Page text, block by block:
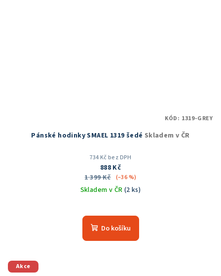
Pánské hodinky SMAEL 1319 šedé Skladem v ČR
734 Kč bez DPH
888 Kč
1 399 Kč
(–36 %)
Skladem v ČR (2 ks)
hodnocení
produktu
Do košíku
KÓD: 1319-GREY
Akce